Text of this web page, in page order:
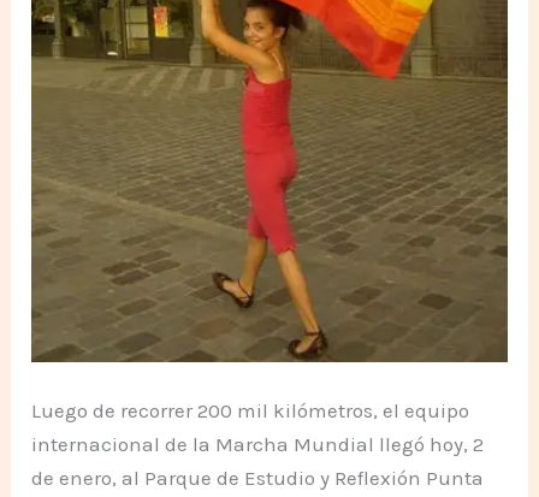
Luego de recorrer 200 mil kilómetros, el equipo
internacional de la Marcha Mundial llegó hoy, 2
de enero, al Parque de Estudio y Reflexión Punta